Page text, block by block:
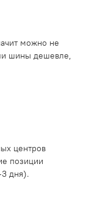
можно не
шины дешевле,
центров
позиции
дня).